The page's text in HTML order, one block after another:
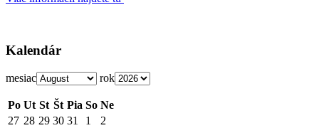
Kalendár
mesiac rok
Po Ut St Št Pia So Ne
27 28 29 30 31 1
2